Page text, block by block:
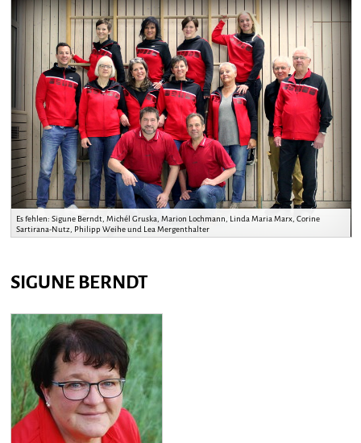
Es fehlen: Sigune Berndt, Michél Gruska, Marion Lochmann, Linda Maria Marx, Corine
Sartirana-Nutz, Philipp Weihe und Lea Mergenthalter
SIGUNE BERNDT